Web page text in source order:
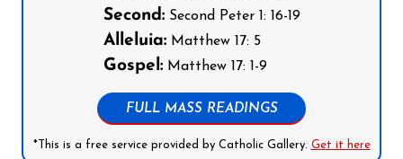
Second:Second Peter 1: 16-19
Alleluia:Matthew 17: 5
Gospel:Matthew 17: 1-9
FULL MASS READINGS
*This is a free service provided by Catholic Gallery. Get it here